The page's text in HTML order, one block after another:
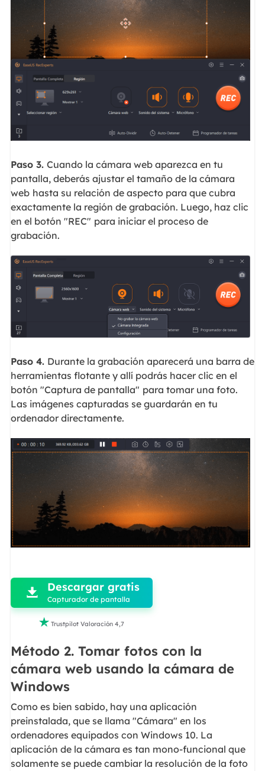
Paso 3. Cuando la cámara web aparezca en tu
pantalla, deberás ajustar el tamaño de la cámara
web hasta su relación de aspecto para que cubra
exactamente la región de grabación. Luego, haz clic
en el botón "REC" para iniciar el proceso de
grabación.
Paso 4. Durante la grabación aparecerá una barra de
herramientas flotante y allí podrás hacer clic en el
botón "Captura de pantalla" para tomar una foto.
Las imágenes capturadas se guardarán en tu
ordenador directamente.
 Descargar gratis
Capturador de pantalla
 Trustpilot Valoración 4,7
Método 2. Tomar fotos con la
cámara web usando la cámara de
Windows
Como es bien sabido, hay una aplicación
preinstalada, que se llama "Cámara" en los
ordenadores equipados con Windows 10. La
aplicación de la cámara es tan mono-funcional que
solamente se puede cambiar la resolución de la foto